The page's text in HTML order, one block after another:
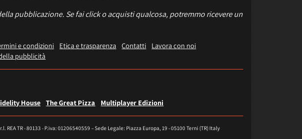
pubblicazione. Se fai click o acquisti qualcosa, potremmo ricevere un
e condizioni Etica e trasparenza Contatti
Lavora con noi
pubblicità
House The Great Pizza Multiplayer Edizioni
TR - 80133 - P.iva: 01206540559 – Sede Legale: Piazza Europa, 19 - 05100 Terni (TR) Italy